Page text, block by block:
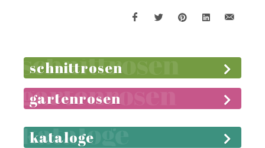
schnittrosen
gartenrosen
kataloge